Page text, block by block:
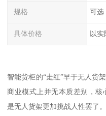
规格 可选
具体价格 以
智能货柜的“走红”早于无人货
商业模式上并无本质差别，核
是无人货架更加挑战人性罢了。